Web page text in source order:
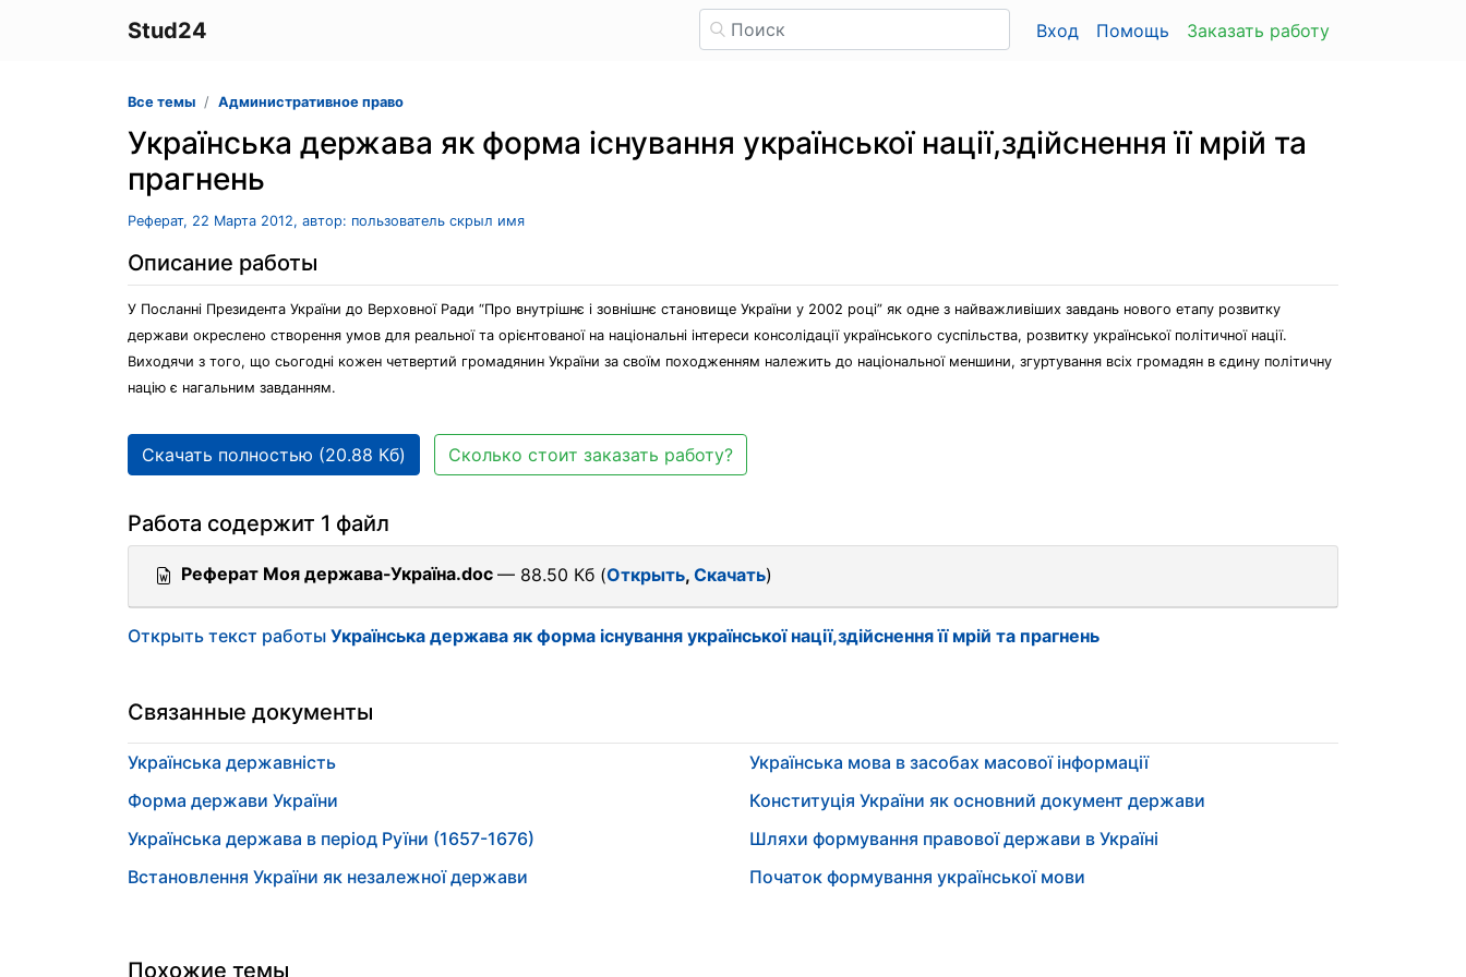
Stud24 Вход Помощь Заказать работу
Все темы Административное право
Українська держава як форма існування української нації,здійснення її мрій та
прагнень
Реферат, 22 Марта 2012, автор: пользователь скрыл имя
Описание работы
У Посланні Президента України до Верховної Ради “Про внутрішнє і зовнішнє становище України у 2002 році” як одне з найважливіших завдань нового етапу розвитку
держави окреслено створення умов для реальної та орієнтованої на національні інтереси консолідації українського суспільства, розвитку української політичної нації.
Виходячи з того, що сьогодні кожен четвертий громадянин України за своїм походженням належить до національної меншини, згуртування всіх громадян в єдину політичну
націю є нагальним завданням.
Скачать полностью (20.88 Кб) Сколько стоит заказать работу?
Работа содержит 1 файл
Реферат Моя держава-Україна.doc — 88.50 Кб (Открыть, Скачать)
Открыть текст работы Українська держава як форма існування української нації,здійснення її мрій та прагнень
Связанные документы
Українська державність
Форма держави України
Українська держава в період Руїни (1657-1676)
Встановлення України як незалежної держави
Українська мова в засобах масової інформації
Конституція України як основний документ держави
Шляхи формування правової держави в Україні
Початок формування української мови
Похожие темы